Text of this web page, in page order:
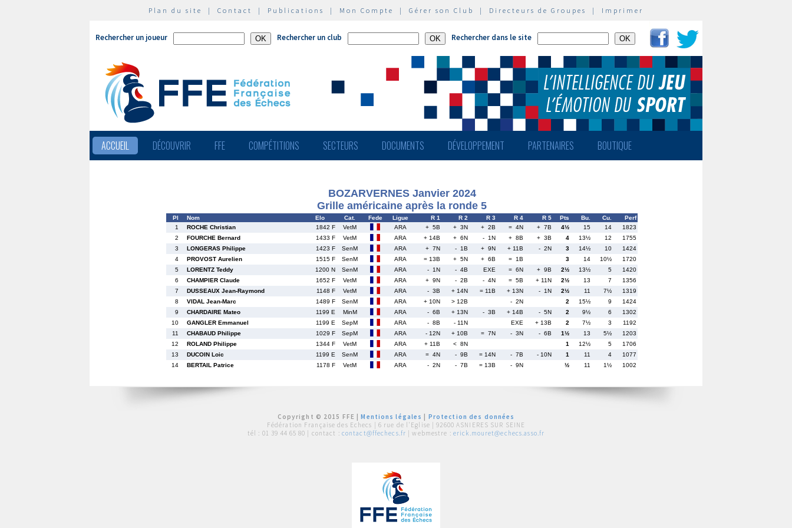
Plan du site | Contact | Publications | Mon Compte | Gérer son Club | Directeurs de Groupes | Imprimer
Rechercher un joueur Rechercher un club Rechercher dans le site
ACCUEIL DÉCOUVRIR FFE COMPÉTITIONS SECTEURS DOCUMENTS DÉVELOPPEMENT PARTENAIRES BOUTIQUE
BOZARVERNES Janvier 2024
Grille américaine après la ronde 5
Pl Nom Elo Cat. Fede Ligue R 1 R 2 R 3 R 4 R 5 Pts Bu. Cu.
Perf
1
ROCHE Christian 1842 F VetM ARA + 5B + 3N + 2B = 4N + 7B 4½ 15 14
1823
2
FOURCHE Bernard 1433 F VetM ARA + 14B + 6N - 1N + 8B + 3B 4 13½ 12
1755
3
LONGERAS Philippe 1423 F SenM ARA + 7N - 1B + 9N + 11B - 2N 3 14½ 10
1424
4
PROVOST Aurelien 1515 F SenM ARA = 13B + 5N + 6B = 1B 3 14 10½
1720
5
LORENTZ Teddy 1200 N SenM ARA - 1N - 4B EXE = 6N + 9B 2½ 13½ 5
1420
6
CHAMPIER Claude 1652 F VetM ARA + 9N - 2B - 4N = 5B + 11N 2½ 13 7
1356
7
DUSSEAUX Jean-Raymond 1148 F VetM ARA - 3B + 14N = 11B + 13N - 1N 2½ 11 7½
1319
8
VIDAL Jean-Marc 1489 F SenM ARA + 10N > 12B - 2N 2 15½ 9
1424
9
CHARDAIRE Mateo 1199 E MinM ARA - 6B + 13N - 3B + 14B - 5N 2 9½ 6
1302
10
GANGLER Emmanuel 1199 E SepM ARA - 8B - 11N EXE + 13B 2 7½ 3
1192
11
CHABAUD Philippe 1029 F SepM ARA - 12N + 10B = 7N - 3N - 6B 1½ 13 5½
1203
12
ROLAND Philippe 1344 F VetM ARA + 11B < 8N 1 12½ 5
1706
13
DUCOIN Loic 1199 E SenM ARA = 4N - 9B = 14N - 7B - 10N 1 11 4
1077
14
BERTAIL Patrice 1178 F VetM ARA - 2N - 7B = 13B - 9N ½ 11 1½ 1002
Copyright © 2015 FFE |Mentions légales
Protection des données
Fédération Française des Echecs | 6 rue de l'Eglise | 92600 ASNIERES SUR SEINE
tél : 01 39 44 65 80 | contact : contact@ffechecs.fr | webmestre : erick.mouret@echecs.asso.fr